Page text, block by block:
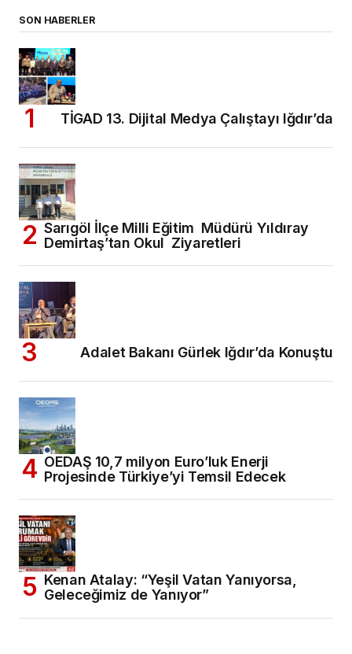
SON HABERLER
TİGAD 13. Dijital Medya Çalıştayı Iğdır’da
Sarıgöl İlçe Milli Eğitim Müdürü Yıldıray
Demirtaş’tan Okul Ziyaretleri
Adalet Bakanı Gürlek Iğdır’da Konuştu
OEDAŞ 10,7 milyon Euro’luk Enerji
Projesinde Türkiye’yi Temsil Edecek
Kenan Atalay: “Yeşil Vatan Yanıyorsa,
Geleceğimiz de Yanıyor”